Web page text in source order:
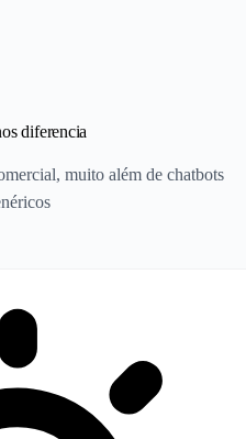
diferencia
muito além de chatbots